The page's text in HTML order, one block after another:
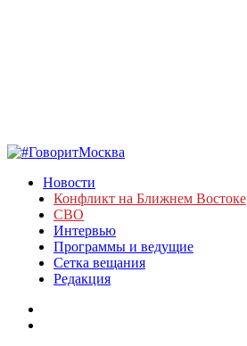
Новости
Конфликт на Ближнем Востоке
СВО
Интервью
Программы и ведущие
Сетка вещания
Редакция